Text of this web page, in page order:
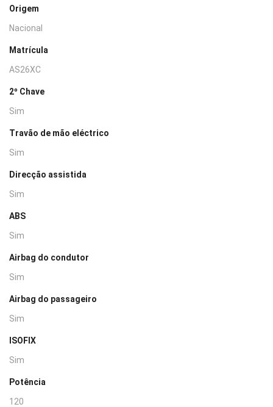
Origem
Nacional
Matrícula
AS26XC
2º Chave
Sim
Travão de mão eléctrico
Sim
Direcção assistida
Sim
ABS
Sim
Airbag do condutor
Sim
Airbag do passageiro
Sim
ISOFIX
Sim
Potência
120